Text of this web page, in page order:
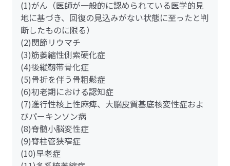
(1)がん（医師が一般的に認められている医学的見
地に基づき、回復の見込みがない状態に至ったと判
断したものに限る）
(2)関節リウマチ
(3)筋萎縮性側索硬化症
(4)後縦靱帯骨化症
(5)骨折を伴う骨粗鬆症
(6)初老期における認知症
(7)進行性核上性麻痺、大脳皮質基底核変性症およ
びパーキンソン病
(8)脊髄小脳変性症
(9)脊柱管狭窄症
(10)早老症